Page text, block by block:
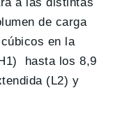
de carga
en la
hasta los 8,9
(L2) y